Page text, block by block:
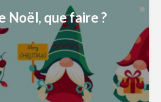
Noël, que faire ?